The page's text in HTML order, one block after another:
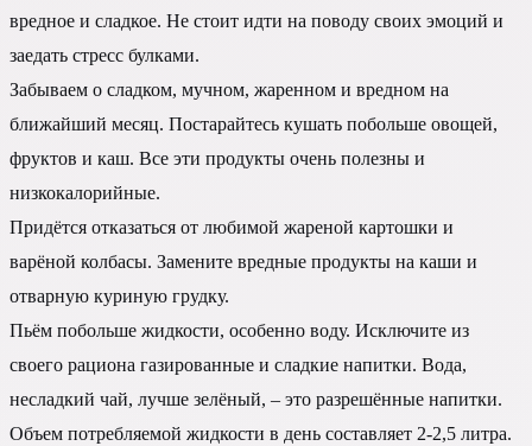
вредное и сладкое. Не стоит идти на поводу своих эмоций и
заедать стресс булками.
Забываем о сладком, мучном, жаренном и вредном на
ближайший месяц. Постарайтесь кушать побольше овощей,
фруктов и каш. Все эти продукты очень полезны и
низкокалорийные.
Придётся отказаться от любимой жареной картошки и
варёной колбасы. Замените вредные продукты на каши и
отварную куриную грудку.
Пьём побольше жидкости, особенно воду. Исключите из
своего рациона газированные и сладкие напитки. Вода,
несладкий чай, лучше зелёный, – это разрешённые напитки.
Объем потребляемой жидкости в день составляет 2-2,5 литра.